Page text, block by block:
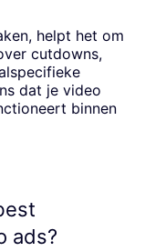
helpt het om
cutdowns,
dat je video
binnen
ads?